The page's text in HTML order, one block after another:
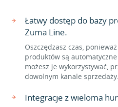
Łatwy dostęp do bazy
Zuma Line.
Oszczędzasz czas,
produktów są
możesz je wykorzystywać,
dowolnym kanale sprzedaży.
Integracje z wieloma